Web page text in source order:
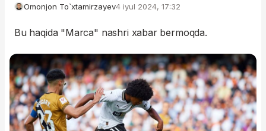
Omonjon To`xtamirzayev4 iyul 2024, 17:32
Bu haqida "Marca" nashri xabar bermoqda.